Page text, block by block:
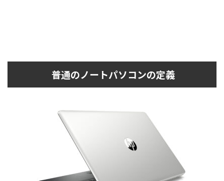
普通のノートパソコンの定義